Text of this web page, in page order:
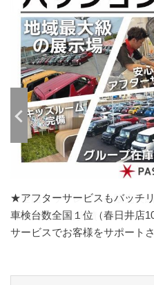
★アフターサービスもバッ
車検台数全国１位（春日井店
サービスでお客様をサポート